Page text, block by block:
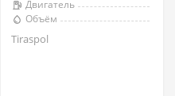
Двигатель
Объём
Tiraspol